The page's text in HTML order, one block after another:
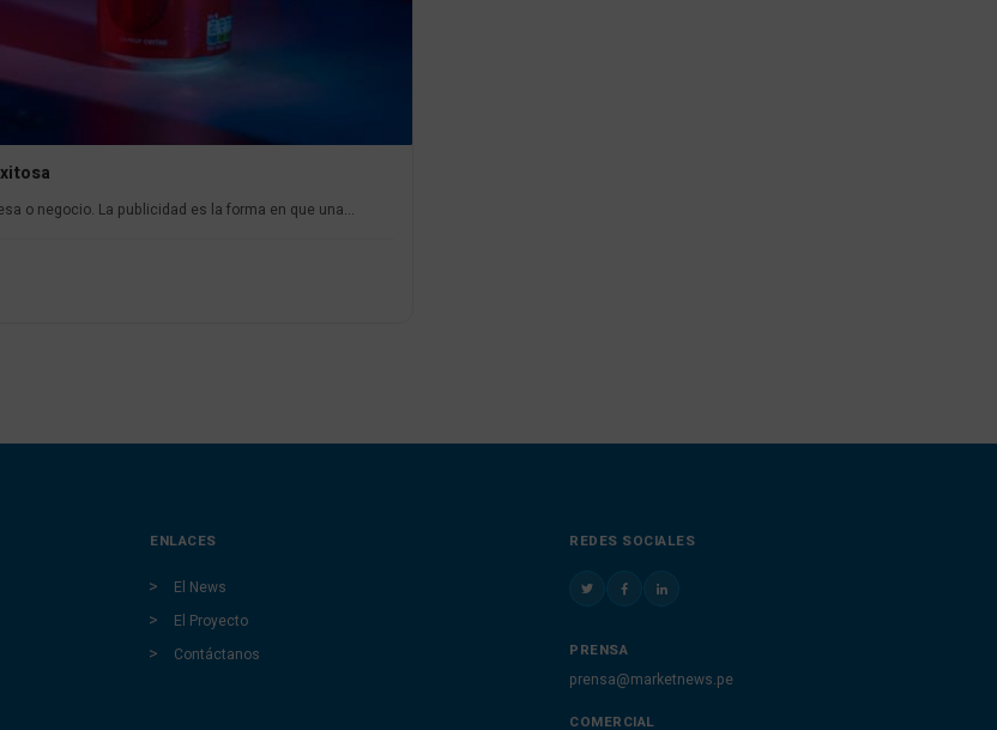
o negocio. La publicidad es la forma en que una...
ENLACES
El News
El Proyecto
Contáctanos
REDES SOCIALES
PRENSA
prensa@marketnews.pe
COMERCIAL